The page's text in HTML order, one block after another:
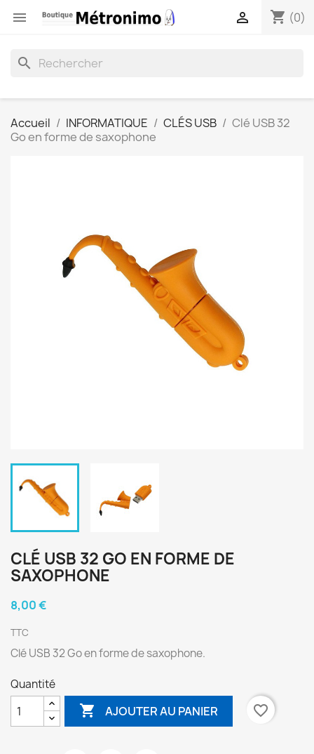
 shopping_cart (0)

search
Accueil INFORMATIQUE CLÉS USB
Clé USB 32
Go en forme de saxophone
CLÉ USB 32 GO EN FORME DE
SAXOPHONE
8,00 €
TTC
Clé USB 32 Go en forme de saxophone.
Quantité
 AJOUTER AU PANIER favorite_border